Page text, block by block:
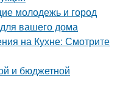
молодежь и город
вашего дома
на Кухне: Смотрите
и бюджетной